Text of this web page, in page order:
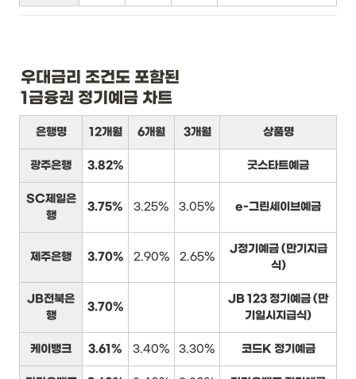
우대금리 조건도 포함된
1금융권 정기예금 차트
은행명 12개월 6개월 3개월 상품명
광주은행 3.82% 굿스타트예금
SC제일은
행
3.75% 3.25% 3.05% e-그린세이브예금
제주은행 3.70% 2.90% 2.65%
J정기예금 (만기지급
식)
JB전북은
행
3.70%
JB 123 정기예금 (만
기일시지급식)
케이뱅크 3.61% 3.40% 3.30% 코드K 정기예금